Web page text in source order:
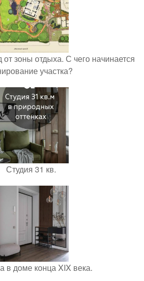
от зоны отдыха. С чего начинается
участка?
Студия 31 кв.
в доме конца XIX века.